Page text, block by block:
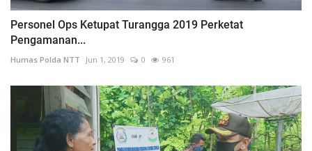
Personel Ops Ketupat Turangga 2019 Perketat
Pengamanan...
Humas Polda NTT Jun 1, 2019 0 961